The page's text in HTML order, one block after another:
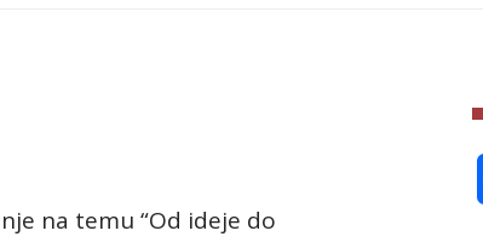
na temu “Od ideje do